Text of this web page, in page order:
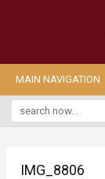
MAIN NAVIGATION
IMG_8806